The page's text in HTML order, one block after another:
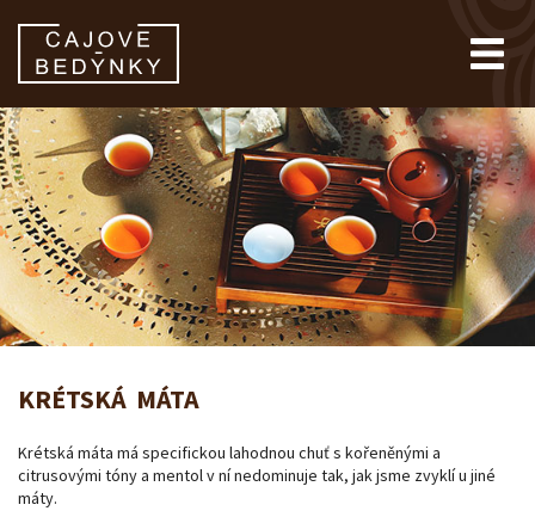
KRÉTSKÁ MÁTA
Krétská máta má specifickou lahodnou chuť s kořeněnými a
citrusovými tóny a mentol v ní nedominuje tak, jak jsme zvyklí u jiné
máty.